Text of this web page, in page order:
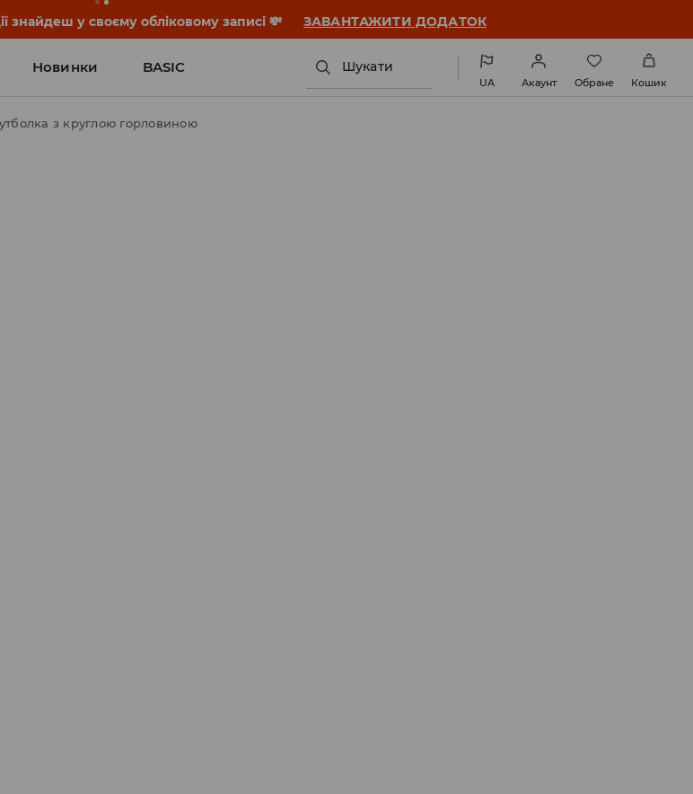
у своєму обліковому записі 💸 ЗАВАНТАЖИТИ ДОДАТОК
Новинки BASIC Шукати
UA Акаунт Обране Кошик
з круглою горловиною